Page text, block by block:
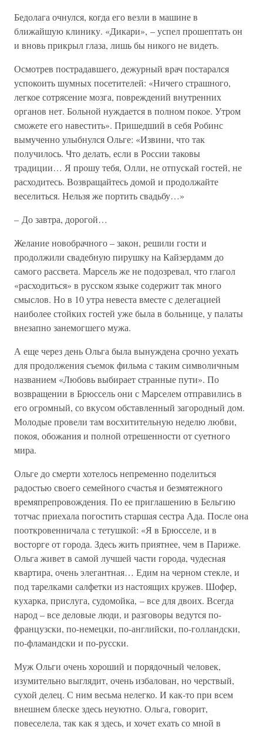
Бедолага очнулся, когда его везли в машине в
ближайшую клинику. «Дикари», – успел прошептать он
и вновь прикрыл глаза, лишь бы никого не видеть.
Осмотрев пострадавшего, дежурный врач постарался
успокоить шумных посетителей: «Ничего страшного,
легкое сотрясение мозга, повреждений внутренних
органов нет. Больной нуждается в полном покое. Утром
сможете его навестить». Пришедший в себя Робинс
вымученно улыбнулся Ольге: «Извини, что так
получилось. Что делать, если в России таковы
традиции… Я прошу тебя, Олли, не отпускай гостей, не
расходитесь. Возвращайтесь домой и продолжайте
веселиться. Нельзя же портить свадьбу…»
– До завтра, дорогой…
Желание новобрачного – закон, решили гости и
продолжили свадебную пирушку на Кайзердамм до
самого рассвета. Марсель же не подозревал, что глагол
«расходиться» в русском языке содержит так много
смыслов. Но в 10 утра невеста вместе с делегацией
наиболее стойких гостей уже была в больнице, у палаты
внезапно занемогшего мужа.
А еще через день Ольга была вынуждена срочно уехать
для продолжения съемок фильма с таким символичным
названием «Любовь выбирает странные пути». По
возвращении в Брюссель они с Марселем отправились в
его огромный, со вкусом обставленный загородный дом.
Молодые провели там восхитительную неделю любви,
покоя, обожания и полной отрешенности от суетного
мира.
Ольге до смерти хотелось непременно поделиться
радостью своего семейного счастья и безмятежного
времяпрепровождения. По ее приглашению в Бельгию
тотчас приехала погостить старшая сестра Ада. После она
пооткровенничала с тетушкой: «Я в Брюсселе, и в
восторге от города. Здесь жить приятнее, чем в Париже.
Ольга живет в самой лучшей части города, чудесная
квартира, очень элегантная… Едим на черном стекле, и
под тарелками салфетки из настоящих кружев. Шофер,
кухарка, прислуга, судомойка, – все для двоих. Всегда
народ – все деловые люди, и разговоры ведутся по-
французски, по-немецки, по-английски, по-голландски,
по-фламандски и по-русски.
Муж Ольги очень хороший и порядочный человек,
изумительно выглядит, очень избалован, но черствый,
сухой делец. С ним весьма нелегко. И как-то при всем
внешнем блеске здесь неуютно. Ольга, говорит,
повеселела, так как я здесь, и хочет ехать со мной в